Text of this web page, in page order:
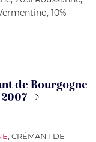
10%
de Bourgogne
, CRÉMANT DE